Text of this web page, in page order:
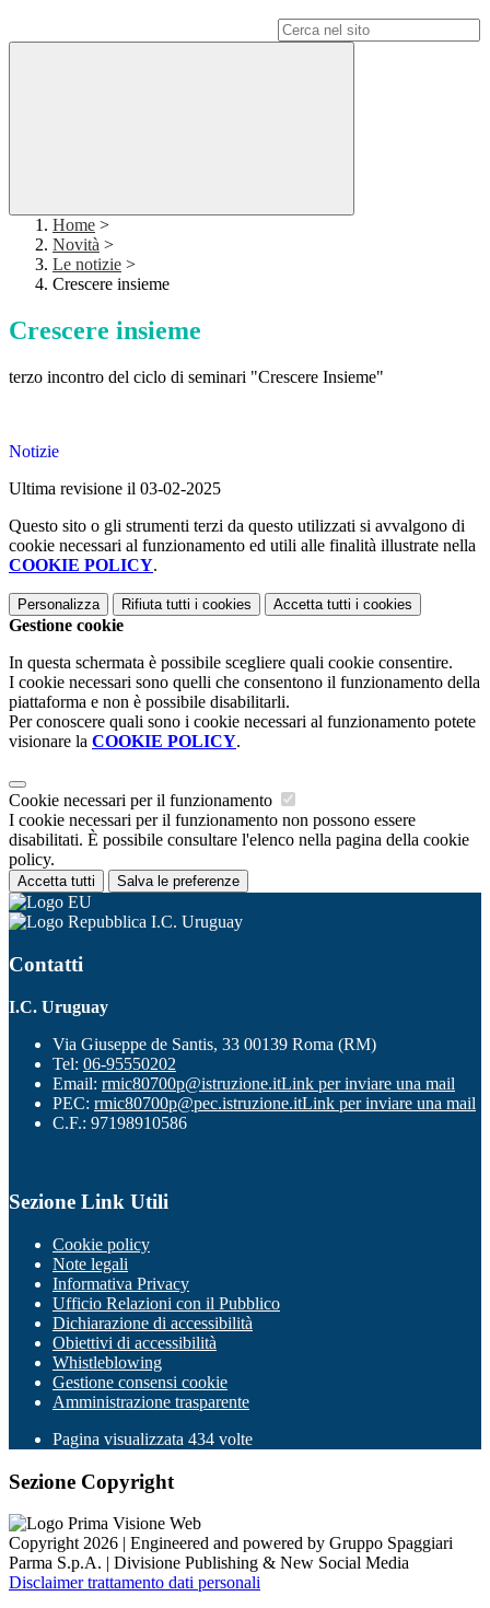
Home >
Novità >
Le notizie >
Crescere insieme
Crescere insieme
terzo incontro del ciclo di seminari "Crescere Insieme"
Notizie
Ultima revisione il 03-02-2025
Questo sito o gli strumenti terzi da questo utilizzati si avvalgono di
cookie necessari al funzionamento ed utili alle finalità illustrate nella
COOKIE POLICY.
Personalizza Rifiuta tutti i cookies Accetta tutti i cookies
Gestione cookie
In questa schermata è possibile scegliere quali cookie consentire.
I cookie necessari sono quelli che consentono il funzionamento della
piattaforma e non è possibile disabilitarli.
Per conoscere quali sono i cookie necessari al funzionamento potete
visionare la COOKIE POLICY.
Cookie necessari per il funzionamento
I cookie necessari per il funzionamento non possono essere
disabilitati. È possibile consultare l'elenco nella pagina della cookie
policy.
Accetta tutti Salva le preferenze
I.C. Uruguay
Contatti
I.C. Uruguay
Via Giuseppe de Santis, 33 00139 Roma (RM)
Tel: 06-95550202
Email: rmic80700p@istruzione.itLink per inviare una mail
PEC: rmic80700p@pec.istruzione.itLink per inviare una mail
C.F.: 97198910586
Sezione Link Utili
Cookie policy
Note legali
Informativa Privacy
Ufficio Relazioni con il Pubblico
Dichiarazione di accessibilità
Obiettivi di accessibilità
Whistleblowing
Gestione consensi cookie
Amministrazione trasparente
Pagina visualizzata 434 volte
Sezione Copyright
Copyright 2026 | Engineered and powered by Gruppo Spaggiari
Parma S.p.A. | Divisione Publishing & New Social Media
Disclaimer trattamento dati personali